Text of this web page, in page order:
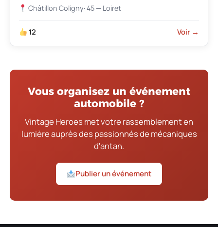
Châtillon Coligny· 45 — Loiret
12 Voir →
Vous organisez un événement
automobile ?
Vintage Heroes met votre rassemblement en
lumière auprès des passionnés de mécaniques
d'antan.
Publier un événement